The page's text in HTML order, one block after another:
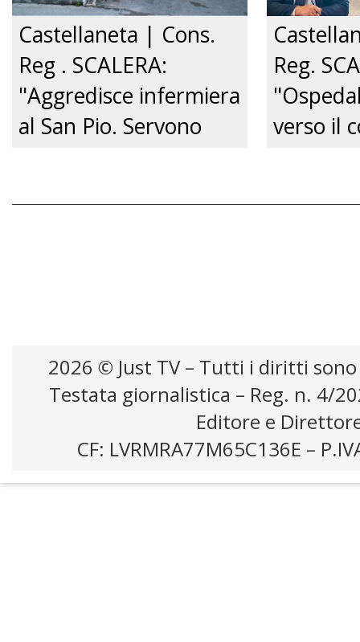
Castellaneta | Cons.
Reg . SCALERA:
"Aggredisce infermiera
al San Pio. Servono
Reg.
verso il
2026 © Just TV – Tutti i diritti
Testata giornalistica – Reg. n. 4/
Editore e
CF: LVRMRA77M65C136E –